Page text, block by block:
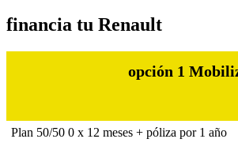
financia tu Renault
opción 1
Plan 50/50 0 x 12 meses + póliza por 1 año